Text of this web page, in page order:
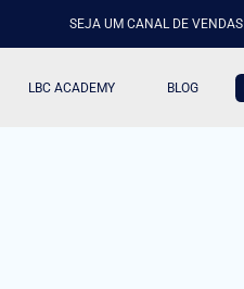
SEJA UM CANAL DE VENDAS
LBC ACADEMY BLOG